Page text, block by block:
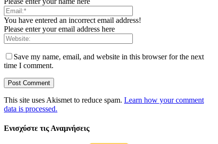
You have entered an incorrect email address!
Please enter your email address here
Save my name, email, and website in this browser for the next
time I comment.
This site uses Akismet to reduce spam. Learn how your comment
data is processed.
Ενισχύστε τις Αναμνήσεις